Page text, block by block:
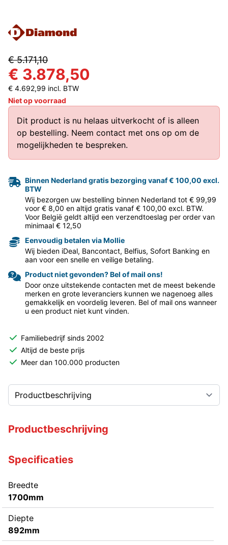
€ 5.171,10
€ 3.878,50
€ 4.692,99 incl. BTW
Niet op voorraad
Dit product is nu helaas uitverkocht of is alleen
op bestelling. Neem contact met ons op om de
mogelijkheden te bespreken.
Binnen Nederland gratis bezorging vanaf € 100,00 excl.
BTW
Wij bezorgen uw bestelling binnen Nederland tot € 99,99
voor € 8,00 en altijd gratis vanaf € 100,00 excl. BTW.
Voor België geldt altijd een verzendtoeslag per order van
minimaal € 12,50
Eenvoudig betalen via Mollie
Wij bieden iDeal, Bancontact, Belfius, Sofort Banking en
aan voor een snelle en veilige betaling.
Product niet gevonden? Bel of mail ons!
Door onze uitstekende contacten met de meest bekende
merken en grote leveranciers kunnen we nagenoeg alles
gemakkelijk en voordelig leveren. Bel of mail ons wanneer
u een product niet kunt vinden.
Familiebedrijf sinds 2002
Altijd de beste prijs
Meer dan 100.000 producten
Productbeschrijving
Specificaties
Breedte
1700mm
Diepte
892mm